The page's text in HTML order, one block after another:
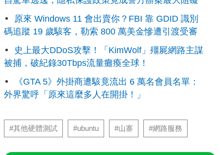
原來 Windows 11 會出賣你？FBI 靠 GDID 識別
碼追蹤 19 歲駭客，勒索 800 萬美金慘遭引渡受審
史上最大DDoS攻擊！「KimWolf」殭屍網路主謀
被捕，破紀錄30Tbps流量癱瘓全球！
《GTA 5》外掛商遭駭竟流出 6 萬名會員名單：
外界驚呼「原來這麼多人在開掛！」
#其他硬體測試 #ubuntu #山寨 #網路服務